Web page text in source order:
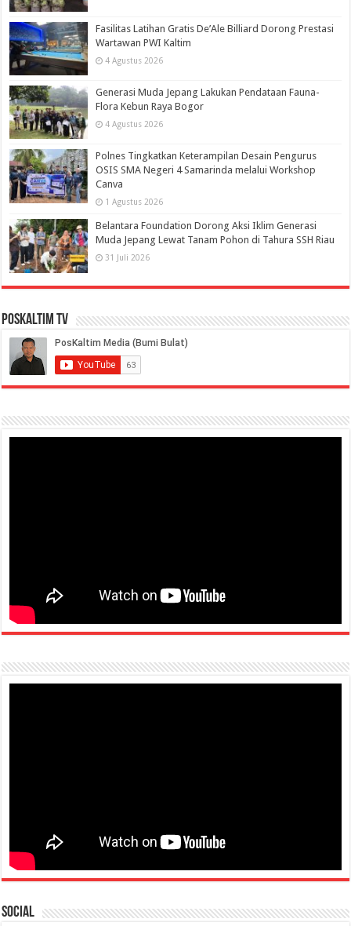
Fasilitas Latihan Gratis De’Ale Billiard Dorong Prestasi
Wartawan PWI Kaltim
4 Agustus 2026
Generasi Muda Jepang Lakukan Pendataan Fauna-
Flora Kebun Raya Bogor
4 Agustus 2026
Polnes Tingkatkan Keterampilan Desain Pengurus
OSIS SMA Negeri 4 Samarinda melalui Workshop
Canva
1 Agustus 2026
Belantara Foundation Dorong Aksi Iklim Generasi
Muda Jepang Lewat Tanam Pohon di Tahura SSH Riau
31 Juli 2026
PosKaltim TV
Social